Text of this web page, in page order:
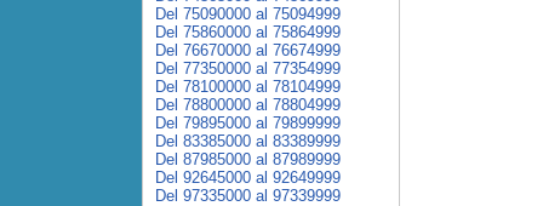
Del 75090000 al 75094999
Del 75860000 al 75864999
Del 76670000 al 76674999
Del 77350000 al 77354999
Del 78100000 al 78104999
Del 78800000 al 78804999
Del 79895000 al 79899999
Del 83385000 al 83389999
Del 87985000 al 87989999
Del 92645000 al 92649999
Del 97335000 al 97339999